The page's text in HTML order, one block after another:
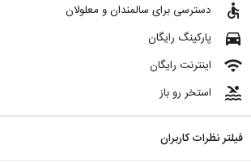
accessible دسترسی برای سالمندان و معلولان
directions_car پارکینگ رایگان
wifi اینترنت رایگان
pool استخر رو باز
فیلتر نظرات کاربران